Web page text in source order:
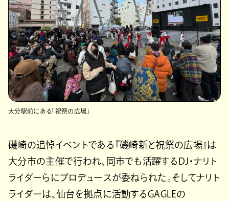
大分駅前にある「祝祭の広場」
磯崎の追悼イベントである『磯崎新と祝祭の広場』は
大分市の主催で行われ、同市でも活躍するDJ・ナリト
ライダーらにプロデュースが委ねられた。そしてナリト
ライダーは、仙台を拠点に活動するGAGLEの